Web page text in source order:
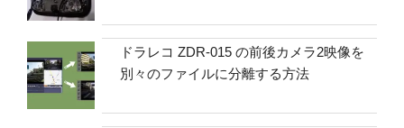
ドラレコ ZDR-015 の前後カメラ2映像を
別々のファイルに分離する方法